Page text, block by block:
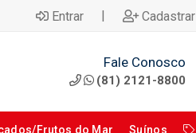
Entrar | Cadastrar
Fale Conosco
(81) 2121-8800
Frutos do Mar Suínos